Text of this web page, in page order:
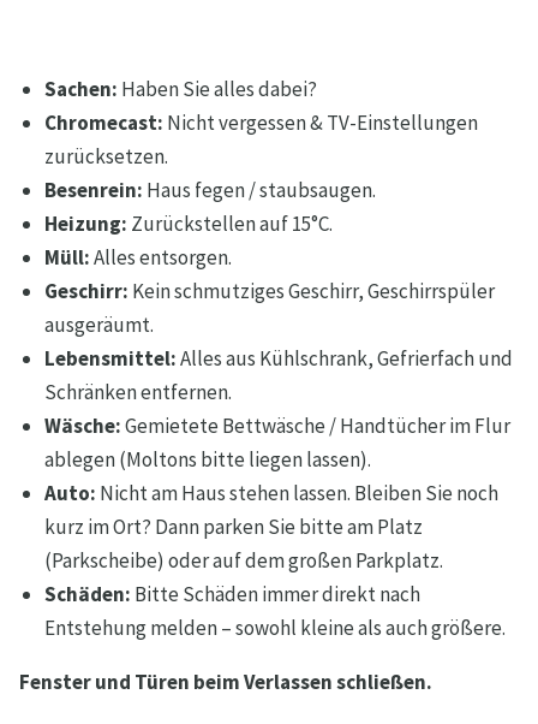
Sachen: Haben Sie alles dabei?
Chromecast: Nicht vergessen & TV-Einstellungen
zurücksetzen.
Besenrein: Haus fegen / staubsaugen.
Heizung: Zurückstellen auf 15°C.
Müll:Alles entsorgen.
Geschirr: Kein schmutziges Geschirr, Geschirrspüler
ausgeräumt.
Lebensmittel:Alles aus Kühlschrank, Gefrierfach und
Schränken entfernen.
Wäsche:Gemietete Bettwäsche / Handtücher im Flur
ablegen (Moltons bitte liegen lassen).
Auto: Nicht am Haus stehen lassen. Bleiben Sie noch
kurz im Ort? Dann parken Sie bitte am Platz
(Parkscheibe) oder auf dem großen Parkplatz.
Schäden: Bitte Schäden immer direkt nach
Entstehung melden – sowohl kleine als auch größere.
Fenster und Türen beim Verlassen schließen.